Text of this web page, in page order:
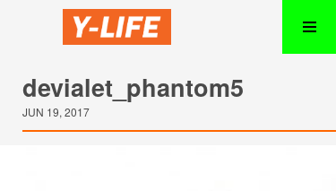
devialet_phantom5
JUN 19, 2017